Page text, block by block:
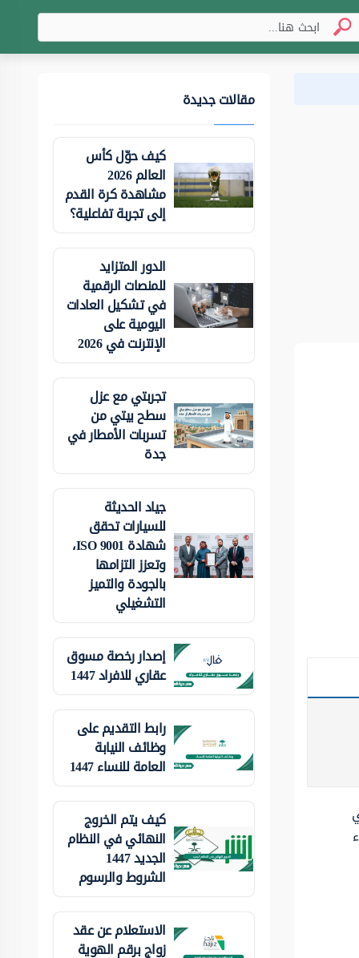
مقالات جديدة
كيف حوّل كأس
العالم 2026
مشاهدة كرة القدم
إلى تجربة تفاعلية؟
الدور المتزايد
للمنصات الرقمية
في تشكيل العادات
اليومية على
الإنترنت في 2026
تجربتي مع عزل
سطح بيتي من
تسربات الأمطار في
جدة
جياد الحديثة
للسيارات تحقق
شهادة ISO 9001،
وتعزز التزامها
بالجودة والتميز
التشغيلي
إصدار رخصة مسوق
عقاري للافراد 1447
رابط التقديم على
وظائف النيابة
العامة للنساء 1447
كيف يتم الخروج
النهائي في النظام
الجديد 1447
الشروط والرسوم
الاستعلام عن عقد
زواج برقم الهوية